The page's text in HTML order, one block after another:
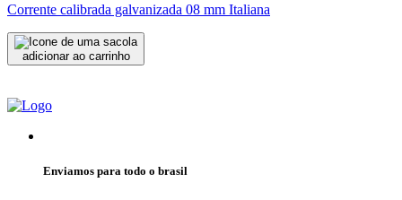
Corrente calibrada galvanizada 08 mm Italiana
adicionar ao carrinho
Enviamos para todo o brasil